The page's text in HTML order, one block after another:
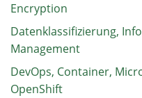
Encryption
Datenklassifizierung,
Management
DevOps, Container,
OpenShift